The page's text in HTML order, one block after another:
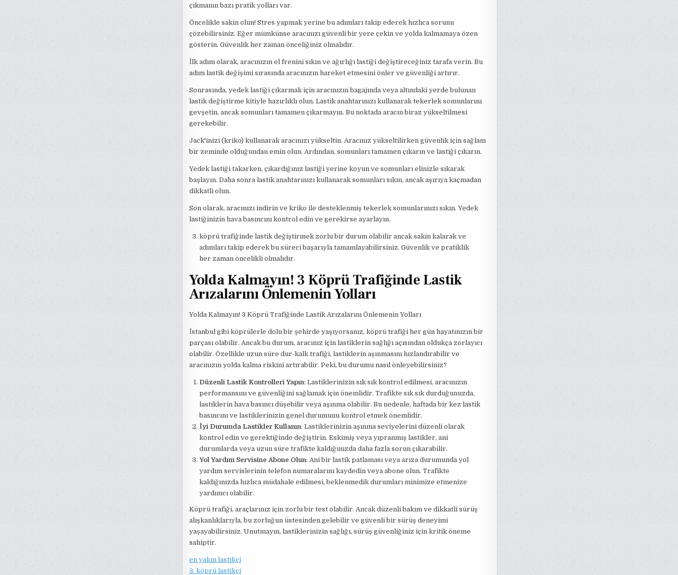
çıkmanın bazı pratik yolları var.
Öncelikle sakin olun! Stres yapmak yerine bu adımları takip ederek hızlıca sorunu
çözebilirsiniz. Eğer mümkünse aracınızı güvenli bir yere çekin ve yolda kalmamaya özen
gösterin. Güvenlik her zaman önceliğiniz olmalıdır.
İlk adım olarak, aracınızın el frenini sıkın ve ağırlığı lastiği değiştireceğiniz tarafa verin. Bu
adım lastik değişimi sırasında aracınızın hareket etmesini önler ve güvenliği artırır.
Sonrasında, yedek lastiği çıkarmak için aracınızın bagajında veya altındaki yerde bulunan
lastik değiştirme kitiyle hazırlıklı olun. Lastik anahtarınızı kullanarak tekerlek somunlarını
gevşetin, ancak somunları tamamen çıkarmayın. Bu noktada aracın biraz yükseltilmesi
gerekebilir.
Jack'inizi (kriko) kullanarak aracınızı yükseltin. Aracınız yükseltilirken güvenlik için sağlam
bir zeminde olduğundan emin olun. Ardından, somunları tamamen çıkarın ve lastiği çıkarın.
Yedek lastiği takarken, çıkardığınız lastiği yerine koyun ve somunları elinizle sıkarak
başlayın. Daha sonra lastik anahtarınızı kullanarak somunları sıkın, ancak aşırıya kaçmadan
dikkatli olun.
Son olarak, aracınızı indirin ve kriko ile desteklenmiş tekerlek somunlarınızı sıkın. Yedek
lastiğinizin hava basıncını kontrol edin ve gerekirse ayarlayın.
köprü trafiğinde lastik değiştirmek zorlu bir durum olabilir ancak sakin kalarak ve
adımları takip ederek bu süreci başarıyla tamamlayabilirsiniz. Güvenlik ve pratiklik
her zaman öncelikli olmalıdır.
Yolda Kalmayın! 3 Köprü Trafiğinde Lastik
Arızalarını Önlemenin Yolları
Yolda Kalmayın! 3 Köprü Trafiğinde Lastik Arızalarını Önlemenin Yolları
İstanbul gibi köprülerle dolu bir şehirde yaşıyorsanız, köprü trafiği her gün hayatınızın bir
parçası olabilir. Ancak bu durum, aracınız için lastiklerin sağlığı açısından oldukça zorlayıcı
olabilir. Özellikle uzun süre dur-kalk trafiği, lastiklerin aşınmasını hızlandırabilir ve
aracınızın yolda kalma riskini artırabilir. Peki, bu durumu nasıl önleyebilirsiniz?
Düzenli Lastik Kontrolleri Yapın: Lastiklerinizin sık sık kontrol edilmesi, aracınızın
performansını ve güvenliğini sağlamak için önemlidir. Trafikte sık sık durduğunuzda,
lastiklerin hava basıncı düşebilir veya aşınma olabilir. Bu nedenle, haftada bir kez lastik
basıncını ve lastiklerinizin genel durumunu kontrol etmek önemlidir.
İyi Durumda Lastikler Kullanın: Lastiklerinizin aşınma seviyelerini düzenli olarak
kontrol edin ve gerektiğinde değiştirin. Eskimiş veya yıpranmış lastikler, ani
durumlarda veya uzun süre trafikte kaldığınızda daha fazla sorun çıkarabilir.
Yol Yardım Servisine Abone Olun: Ani bir lastik patlaması veya arıza durumunda yol
yardım servislerinin telefon numaralarını kaydedin veya abone olun. Trafikte
kaldığınızda hızlıca müdahale edilmesi, beklenmedik durumları minimize etmenize
yardımcı olabilir.
Köprü trafiği, araçlarınız için zorlu bir test olabilir. Ancak düzenli bakım ve dikkatli sürüş
alışkanlıklarıyla, bu zorluğun üstesinden gelebilir ve güvenli bir sürüş deneyimi
yaşayabilirsiniz. Unutmayın, lastiklerinizin sağlığı, sürüş güvenliğiniz için kritik öneme
sahiptir.
en yakın lastikçi
3. köprü lastikçi